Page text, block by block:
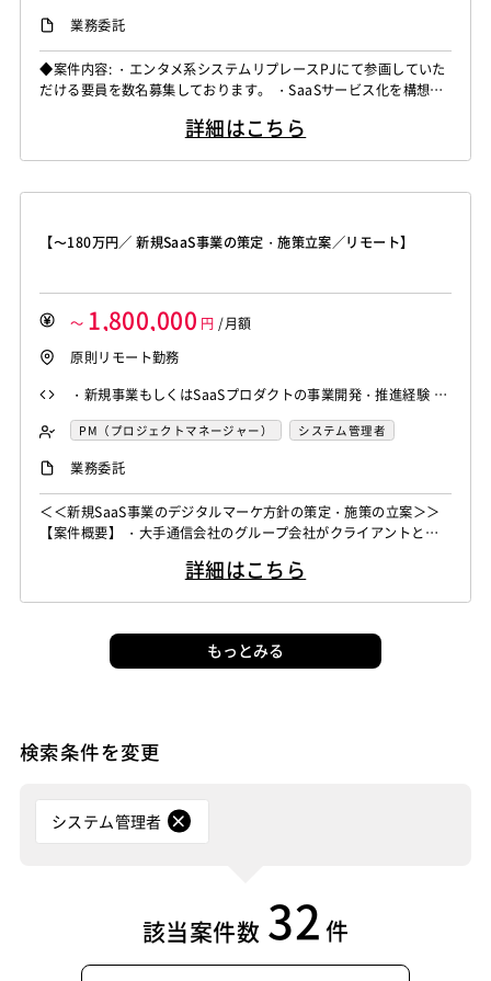
セキュリティコンサル
業務委託
◆案件内容: ・エンタメ系システムリプレースPJにて参画していた
だける要員を数名募集しております。 ・SaaSサービス化を構想
ており、その後もサービス強化で案件が続く可能性あり。 ・なる
必須とします》...
詳細はこちら
【〜180万円／ 新規SaaS事業の策定・施策立案／リモート】
～ 1,800,000 円 /月額
原則リモート勤務
・新規事業もしくはSaaSプロダクトの事業開発・推進経験 ・
デジタルマーケティングの戦略立案・実行の経験
PM（プロジェクトマネージャー）
システム管理者
SAPシステムコンサル
業務委託
＜＜新規SaaS事業のデジタルマーケ方針の策定・施策の立案＞＞
【案件概要】 ・大手通信会社のグループ会社がクライアントとな
す。 ・上位会社で企画および全体PMOとして支援 ・認知獲得~リ
月前には、協業...
詳細はこちら
もっとみる
検索条件を変更
システム管理者
該当案件数 32 件